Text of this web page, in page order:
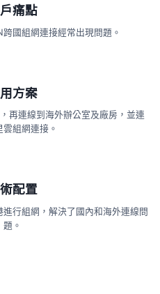
痛點
國組網連接經常出現問題。
方案
再連線到海外辦公室及廠房，並連
雲組網連接。
配置
行組網，解決了國內和海外連線問
題。